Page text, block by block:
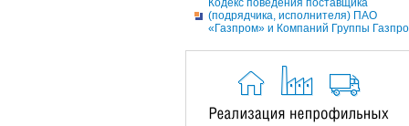
Кодекс поведения поставщика
(подрядчика, исполнителя) ПАО
«Газпром» и Компаний Группы